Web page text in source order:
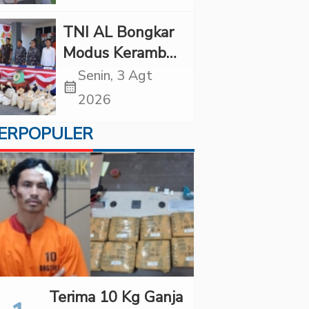
Tindakan Tegas
TNI AL Bongkar
Modus Keramba
Apung, 1,6 Ton
Pasir Timah
Diselundupkan
calendar_month
Senin, 3 Agt
2026
Terima 10 Kg Ganja